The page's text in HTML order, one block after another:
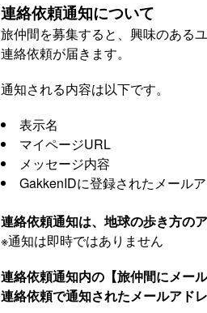
連絡依頼通知について
旅仲間を募集すると、興味のある
連絡依頼が届きます。
通知される内容は以下です。
表示名
マイページURL
メッセージ内容
GakkenIDに登録されたメール
連絡依頼通知は、地球の歩き方の
※通知は即時ではありません
連絡依頼通知内の【旅仲間にメー
連絡依頼で通知されたメールアド